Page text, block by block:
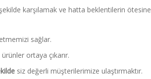
karşılamak ve hatta beklentilerin ötesine
sağlar.
ortaya çıkarır.
siz değerli müşterilerimize ulaştırmaktır.